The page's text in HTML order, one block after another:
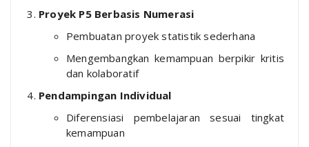
Proyek P5 Berbasis Numerasi
Pembuatan proyek statistik sederhana
Mengembangkan kemampuan berpikir kritis
dan kolaboratif
Pendampingan Individual
Diferensiasi pembelajaran sesuai tingkat
kemampuan